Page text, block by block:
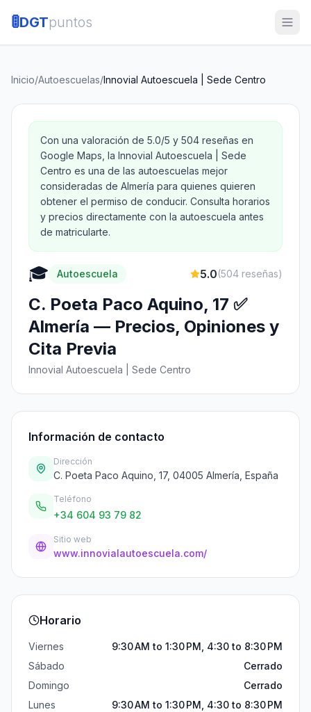
🚦DGTpuntos
Inicio/Autoescuelas/Innovial Autoescuela | Sede Centro
Con una valoración de 5.0/5 y 504 reseñas en
Google Maps, la Innovial Autoescuela | Sede
Centro es una de las autoescuelas mejor
consideradas de Almería para quienes quieren
obtener el permiso de conducir. Consulta horarios
y precios directamente con la autoescuela antes
de matricularte.
🎓 Autoescuela 5.0(504 reseñas)
C. Poeta Paco Aquino, 17 ✅
Almería — Precios, Opiniones y
Cita Previa
Innovial Autoescuela | Sede Centro
Información de contacto
Dirección
C. Poeta Paco Aquino, 17, 04005 Almería, España
Teléfono
+34 604 93 79 82
Sitio web
www.innovialautoescuela.com/
Horario
Viernes
9:30 AM to 1:30 PM, 4:30 to 8:30 PM
Sábado
Cerrado
Domingo
Cerrado
Lunes
9:30 AM to 1:30 PM, 4:30 to 8:30 PM